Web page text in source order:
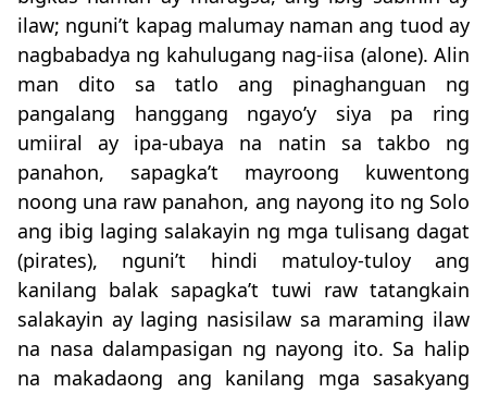
ilaw; nguni’t kapag malumay naman ang tuod ay
nagbabadya ng kahulugang nag-iisa (alone). Alin
man dito sa tatlo ang pinaghanguan ng
pangalang hanggang ngayo’y siya pa ring
umiiral ay ipa-ubaya na natin sa takbo ng
panahon, sapagka’t mayroong kuwentong
noong una raw panahon, ang nayong ito ng Solo
ang ibig laging salakayin ng mga tulisang dagat
(pirates), nguni’t hindi matuloy-tuloy ang
kanilang balak sapagka’t tuwi raw tatangkain
salakayin ay laging nasisilaw sa maraming ilaw
na nasa dalampasigan ng nayong ito. Sa halip
na makadaong ang kanilang mga sasakyang